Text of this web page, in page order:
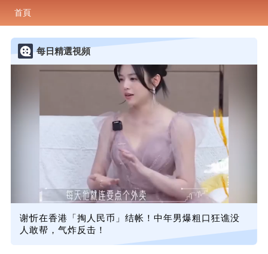
首頁
每日精選視頻
谢忻在香港「掏人民币」结帐！中年男爆粗口狂谯没
人敢帮，气炸反击！